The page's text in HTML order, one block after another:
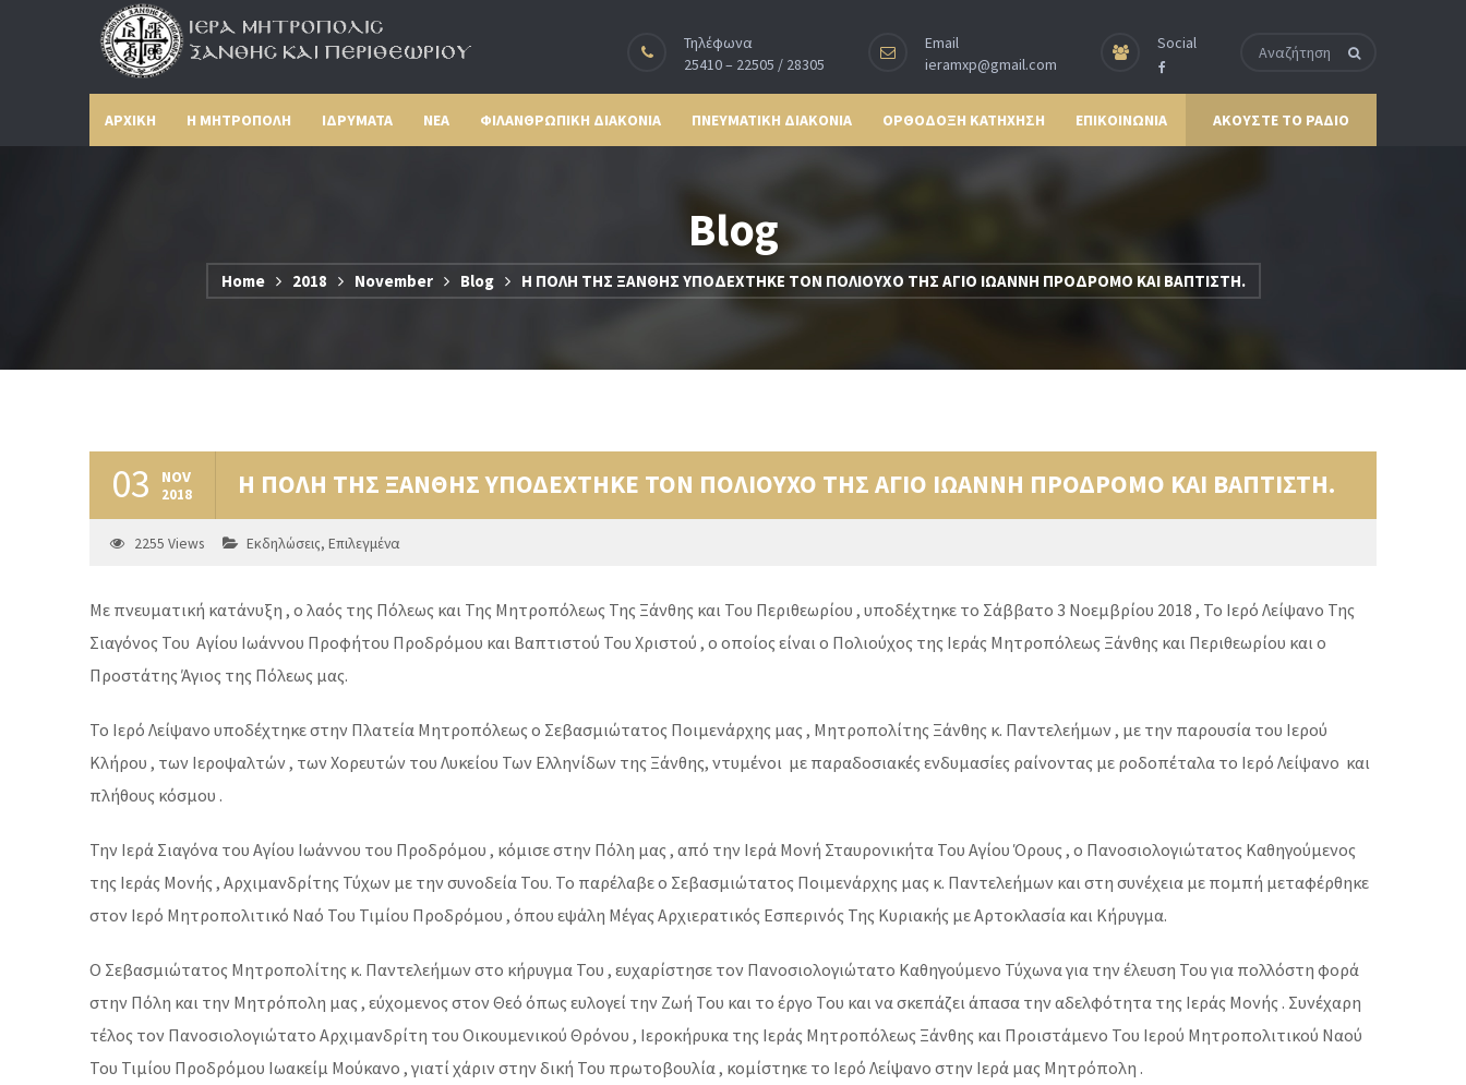
Τηλέφωνα
25410 – 22505 / 28305
Email
ieramxp@gmail.com
Social
ΑΡΧΙΚΗ Η ΜΗΤΡΟΠΟΛΗ ΙΔΡΥΜΑΤΑ ΝΕΑ ΦΙΛΑΝΘΡΩΠΙΚΗ ΔΙΑΚΟΝΙΑ ΠΝΕΥΜΑΤΙΚΗ ΔΙΑΚΟΝΙΑ ΟΡΘΟΔΟΞΗ ΚΑΤΗΧΗΣΗ ΕΠΙΚΟΙΝΩΝΙΑ ΑΚΟΥΣΤΕ ΤΟ ΡΑΔΙΟ
Blog
Home 2018 November Blog Η ΠΟΛΗ ΤΗΣ ΞΑΝΘΗΣ ΥΠΟΔΕΧΤΗΚΕ ΤΟΝ ΠΟΛΙΟΥΧΟ ΤΗΣ ΑΓΙΟ ΙΩΑΝΝΗ ΠΡΟΔΡΟΜΟ ΚΑΙ ΒΑΠΤΙΣΤΗ.
03 NOV
2018 Η ΠΟΛΗ ΤΗΣ ΞΑΝΘΗΣ ΥΠΟΔΕΧΤΗΚΕ ΤΟΝ ΠΟΛΙΟΥΧΟ ΤΗΣ ΑΓΙΟ ΙΩΑΝΝΗ ΠΡΟΔΡΟΜΟ ΚΑΙ ΒΑΠΤΙΣΤΗ.
2255 Views Εκδηλώσεις, Επιλεγμένα
Με πνευματική κατάνυξη , ο λαός της Πόλεως και Της Μητροπόλεως Της Ξάνθης και Του Περιθεωρίου , υποδέχτηκε το Σάββατο 3 Νοεμβρίου 2018 , Το Ιερό Λείψανο Της
Σιαγόνος Του Αγίου Ιωάννου Προφήτου Προδρόμου και Βαπτιστού Του Χριστού , ο οποίος είναι ο Πολιούχος της Ιεράς Μητροπόλεως Ξάνθης και Περιθεωρίου και ο
Προστάτης Άγιος της Πόλεως μας.
Το Ιερό Λείψανο υποδέχτηκε στην Πλατεία Μητροπόλεως ο Σεβασμιώτατος Ποιμενάρχης μας , Μητροπολίτης Ξάνθης κ. Παντελεήμων , με την παρουσία του Ιερού
Κλήρου , των Ιεροψαλτών , των Χορευτών του Λυκείου Των Ελληνίδων της Ξάνθης, ντυμένοι με παραδοσιακές ενδυμασίες ραίνοντας με ροδοπέταλα το Ιερό Λείψανο και
πλήθους κόσμου .
Την Ιερά Σιαγόνα του Αγίου Ιωάννου του Προδρόμου , κόμισε στην Πόλη μας , από την Ιερά Μονή Σταυρονικήτα Του Αγίου Όρους , ο Πανοσιολογιώτατος Καθηγούμενος
της Ιεράς Μονής , Αρχιμανδρίτης Τύχων με την συνοδεία Του. Το παρέλαβε ο Σεβασμιώτατος Ποιμενάρχης μας κ. Παντελεήμων και στη συνέχεια με πομπή μεταφέρθηκε
στον Ιερό Μητροπολιτικό Ναό Του Τιμίου Προδρόμου , όπου εψάλη Μέγας Αρχιερατικός Εσπερινός Της Κυριακής με Αρτοκλασία και Κήρυγμα.
Ο Σεβασμιώτατος Μητροπολίτης κ. Παντελεήμων στο κήρυγμα Του , ευχαρίστησε τον Πανοσιολογιώτατο Καθηγούμενο Τύχωνα για την έλευση Του για πολλόστη φορά
στην Πόλη και την Μητρόπολη μας , εύχομενος στον Θεό όπως ευλογεί την Ζωή Του και το έργο Του και να σκεπάζει άπασα την αδελφότητα της Ιεράς Μονής . Συνέχαρη
τέλος τον Πανοσιολογιώτατο Αρχιμανδρίτη του Οικουμενικού Θρόνου , Ιεροκήρυκα της Ιεράς Μητροπόλεως Ξάνθης και Προιστάμενο Του Ιερού Μητροπολιτικού Ναού
Του Τιμίου Προδρόμου Ιωακείμ Μούκανο , γιατί χάριν στην δική Του πρωτοβουλία , κομίστηκε το Ιερό Λείψανο στην Ιερά μας Μητρόπολη .